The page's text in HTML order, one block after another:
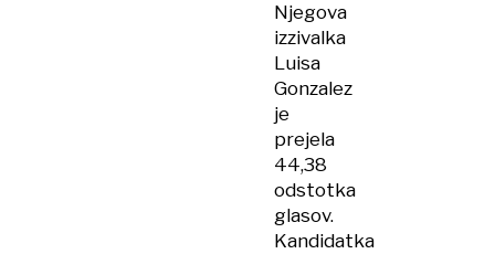
Njegova
izzivalka
Luisa
Gonzalez
je
prejela
44,38
odstotka
glasov.
Kandidatka